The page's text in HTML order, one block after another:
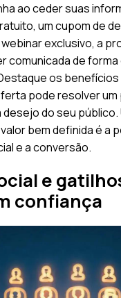
ao ceder suas
um cupom de
exclusivo, a
comunicada de forma
os benefícios
pode resolver um
desejo do seu público.
bem definida é a
e a conversão.
e
confiança